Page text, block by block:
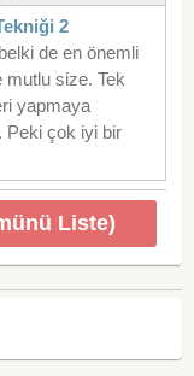
2
de en önemli
mutlu size. Tek
yapmaya
Peki çok iyi bir
Liste)